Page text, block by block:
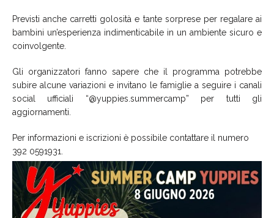
Previsti anche carretti golosità e tante sorprese per regalare ai
bambini un’esperienza indimenticabile in un ambiente sicuro e
coinvolgente.
Gli organizzatori fanno sapere che il programma potrebbe
subire alcune variazioni e invitano le famiglie a seguire i canali
social ufficiali “@yuppies.summercamp” per tutti gli
aggiornamenti.
Per informazioni e iscrizioni è possibile contattare il numero
392 0591931.